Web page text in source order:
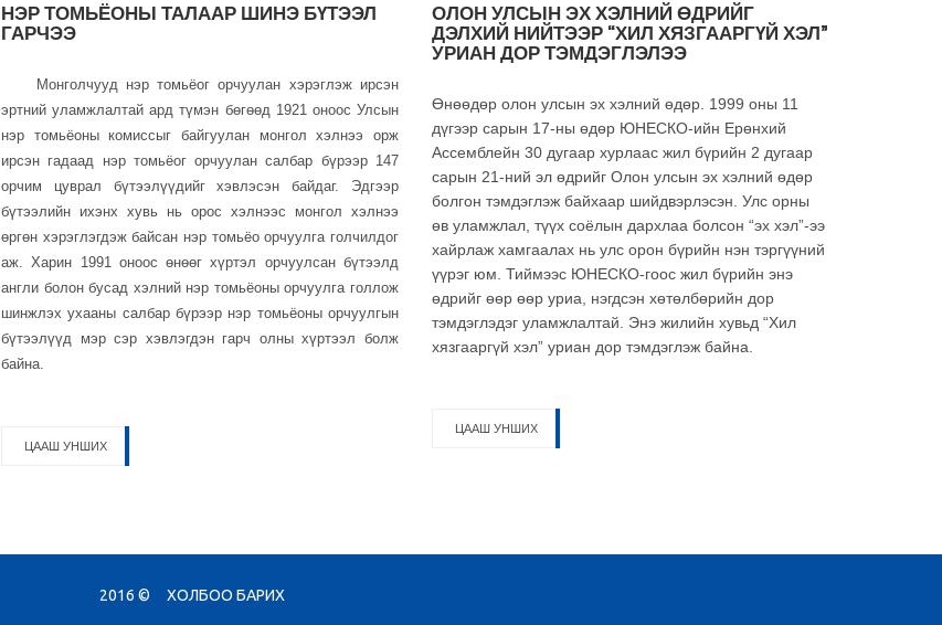
НЭР ТОМЬЁОНЫ ТАЛААР ШИНЭ БҮТЭЭЛ
ГАРЧЭЭ
Монголчууд нэр томьёог орчуулан хэрэглэж ирсэн
эртний уламжлалтай ард түмэн бөгөөд 1921 оноос Улсын
нэр томьёоны комиссыг байгуулан монгол хэлнээ орж
ирсэн гадаад нэр томьёог орчуулан салбар бүрээр 147
орчим цуврал бүтээлүүдийг хэвлэсэн байдаг. Эдгээр
бүтээлийн ихэнх хувь нь орос хэлнээс монгол хэлнээ
өргөн хэрэглэгдэж байсан нэр томьёо орчуулга голчилдог
аж. Харин 1991 оноос өнөөг хүртэл орчуулсан бүтээлд
англи болон бусад хэлний нэр томьёоны орчуулга голлож
шинжлэх ухааны салбар бүрээр нэр томьёоны орчуулгын
бүтээлүүд мэр сэр хэвлэгдэн гарч олны хүртээл болж
байна.
ЦААШ УНШИХ
ОЛОН УЛСЫН ЭХ ХЭЛНИЙ ӨДРИЙГ
ДЭЛХИЙ НИЙТЭЭР “ХИЛ ХЯЗГААРГҮЙ ХЭЛ”
УРИАН ДОР ТЭМДЭГЛЭЛЭЭ
Өнөөдөр олон улсын эх хэлний өдөр. 1999 оны 11
дүгээр сарын 17-ны өдөр ЮНЕСКО-ийн Ерөнхий
Ассемблейн 30 дугаар хурлаас жил бүрийн 2 дугаар
сарын 21-ний эл өдрийг Олон улсын эх хэлний өдөр
болгон тэмдэглэж байхаар шийдвэрлэсэн. Улс орны
өв уламжлал, түүх соёлын дархлаа болсон “эх хэл”-ээ
хайрлаж хамгаалах нь улс орон бүрийн нэн тэргүүний
үүрэг юм. Тиймээс ЮНЕСКО-гоос жил бүрийн энэ
өдрийг өөр өөр уриа, нэгдсэн хөтөлбөрийн дор
тэмдэглэдэг уламжлалтай. Энэ жилийн хувьд “Хил
хязгааргүй хэл” уриан дор тэмдэглэж байна.
ЦААШ УНШИХ
2016 © ХОЛБОО БАРИХ